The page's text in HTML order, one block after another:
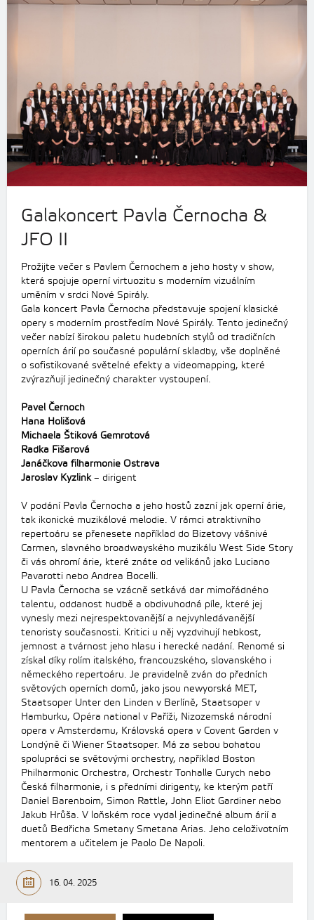
Galakoncert Pavla Černocha &
JFO II
Prožijte večer s Pavlem Černochem a jeho hosty v show,
která spojuje operní virtuozitu s moderním vizuálním
uměním v srdci Nové Spirály.
Gala koncert Pavla Černocha představuje spojení klasické
opery s moderním prostředím Nové Spirály. Tento jedinečný
večer nabízí širokou paletu hudebních stylů od tradičních
operních árií po současné populární skladby, vše doplněné
o sofistikované světelné efekty a videomapping, které
zvýrazňují jedinečný charakter vystoupení.
Pavel Černoch
Hana Holišová
Michaela Štiková Gemrotová
Radka Fišarová
Janáčkova filharmonie Ostrava
Jaroslav Kyzlink– dirigent
V podání Pavla Černocha a jeho hostů zazní jak operní árie,
tak ikonické muzikálové melodie. V rámci atraktivního
repertoáru se přenesete například do Bizetovy vášnivé
Carmen, slavného broadwayského muzikálu West Side Story
či vás ohromí árie, které znáte od velikánů jako Luciano
Pavarotti nebo Andrea Bocelli.
U Pavla Černocha se vzácně setkává dar mimořádného
talentu, oddanost hudbě a obdivuhodná píle, které jej
vynesly mezi nejrespektovanější a nejvyhledávanější
tenoristy současnosti. Kritici u něj vyzdvihují hebkost,
jemnost a tvárnost jeho hlasu i herecké nadání. Renomé si
získal díky rolím italského, francouzského, slovanského i
německého repertoáru. Je pravidelně zván do předních
světových operních domů, jako jsou newyorská MET,
Staatsoper Unter den Linden v Berlíně, Staatsoper v
Hamburku, Opéra national v Paříži, Nizozemská národní
opera v Amsterdamu, Královská opera v Covent Garden v
Londýně či Wiener Staatsoper. Má za sebou bohatou
spolupráci se světovými orchestry, například Boston
Philharmonic Orchestra, Orchestr Tonhalle Curych nebo
Česká filharmonie, i s předními dirigenty, ke kterým patří
Daniel Barenboim, Simon Rattle, John Eliot Gardiner nebo
Jakub Hrůša. V loňském roce vydal jedinečné album árií a
duetů Bedřicha Smetany Smetana Arias. Jeho celoživotním
mentorem a učitelem je Paolo De Napoli.
16. 04. 2025